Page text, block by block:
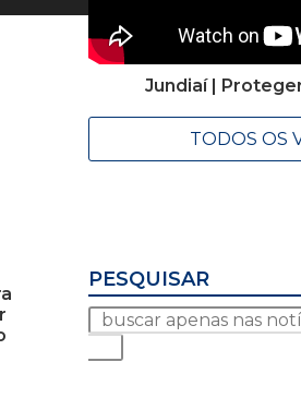
Jundiaí |
TODOS OS
PESQUISAR